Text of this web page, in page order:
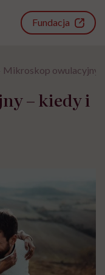
Fundacja
Mikroskop owulacyjny
– kiedy i